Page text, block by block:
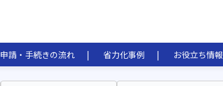
申請・手続きの流れ 省力化事例 お役立ち情報